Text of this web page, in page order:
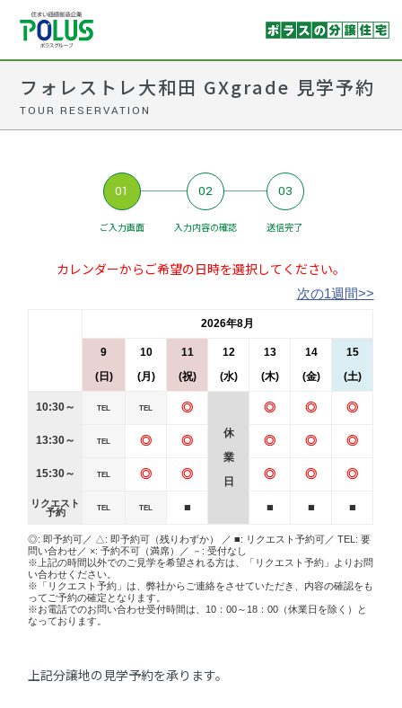
フォレストレ大和田 GXgrade 見学予約
TOUR RESERVATION
01
ご入力画面
02
入力内容の確認
03
送信完了
カレンダーからご希望の日時を選択してください。
次の1週間>>
2026年8月
9
(日)
10
(月)
11
(祝)
12
(水)
13
(木)
14
(金)
15
(土)
10:30～ TEL TEL ◎
休
業
日
◎ ◎ ◎
13:30～ TEL ◎ ◎ ◎ ◎ ◎
15:30～ TEL ◎ ◎ ◎ ◎ ◎
リクエスト
予約
TEL TEL ■ ■ ■ ■
◎: 即予約可／ △: 即予約可（残りわずか） ／ ■: リクエスト予約可／ TEL: 要
問い合わせ／ ×: 予約不可（満席）／ －: 受付なし
※上記の時間以外でのご見学を希望される方は、「リクエスト予約」よりお問
い合わせください。
※「リクエスト予約」は、弊社からご連絡をさせていただき、内容の確認をも
ってご予約の確定となります。
※お電話でのお問い合わせ受付時間は、10：00～18：00（休業日を除く）と
なっております。
上記分譲地の見学予約を承ります。